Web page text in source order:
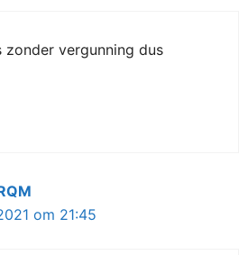
zonder vergunning dus
om 21:45